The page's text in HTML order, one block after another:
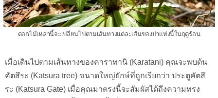
ดอกไม้เหล่านี้จะเปลี่ยนไปตามเส้นทางแต่ละเส้นของป่าแห่งนี้ในฤดูร้อน
เมื่อเดินไปตามเส้นทางของคาราทานิ (Karatani) คุณจะพบต้น
คัตสึระ (Katsura tree) ขนาดใหญ่ยักษ์ที่ถูกเรียกว่า ประตูคัตสึ
ระ (Katsura Gate) เมื่อคุณมาตรงนี้จะสัมผัสได้ถึงความทรง